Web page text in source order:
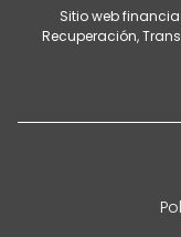
Sitio web
Recuperación,